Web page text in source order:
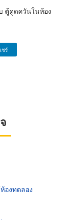
ตู้ดูดควันในห้อง
ชร์
องทดลอง